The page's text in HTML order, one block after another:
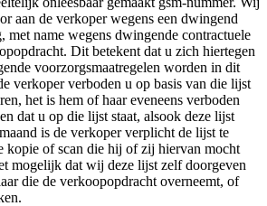
aan de verkoper wegens een dwingend
met name wegens dwingende contractuele
Dit betekent dat u zich hiertegen
voorzorgsmaatregelen worden in dit
verkoper verboden u op basis van die lijst
het is hem of haar eveneens verboden
dat u op die lijst staat, alsook deze lijst
is de verkoper verplicht de lijst te
kopie of scan die hij of zij hiervan mocht
mogelijk dat wij deze lijst zelf doorgeven
die de verkoopopdracht overneemt, of